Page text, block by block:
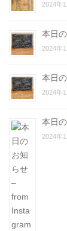
2024年
本日
2024年
本日
2024年
本日
2024年